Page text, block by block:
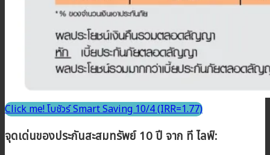
Click me! โบชัวร์ Smart Saving 10/4 (IRR=1.77)
จุดเด่นของประกันสะสมทรัพย์ 10ปี จาก ที ไลฟ์: